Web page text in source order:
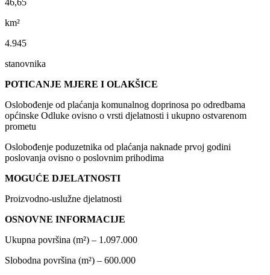
46,65
km²
4.945
stanovnika
POTICANJE MJERE I OLAKŠICE
Oslobođenje od plaćanja komunalnog doprinosa po odredbama
općinske Odluke ovisno o vrsti djelatnosti i ukupno ostvarenom
prometu
Oslobođenje poduzetnika od plaćanja naknade prvoj godini
poslovanja ovisno o poslovnim prihodima
MOGUĆE DJELATNOSTI
Proizvodno-uslužne djelatnosti
OSNOVNE INFORMACIJE
Ukupna površina (m²) – 1.097.000
Slobodna površina (m²) – 600.000